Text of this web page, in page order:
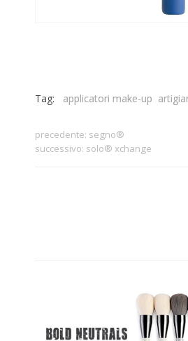
Tag: applicatori make-up
precedente: segno®
successivo: solo® xchange